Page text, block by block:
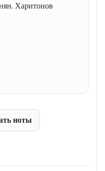
Харитонов
ноты